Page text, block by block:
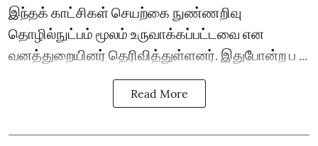
இந்தக் காட்சிகள் செயற்கை நுண்ணறிவு
தொழில்நுட்பம் மூலம் உருவாக்கப்பட்டவை என
வனத்துறையினர் தெரிவித்துள்ளனர். இதுபோன்ற ப ...
Read More